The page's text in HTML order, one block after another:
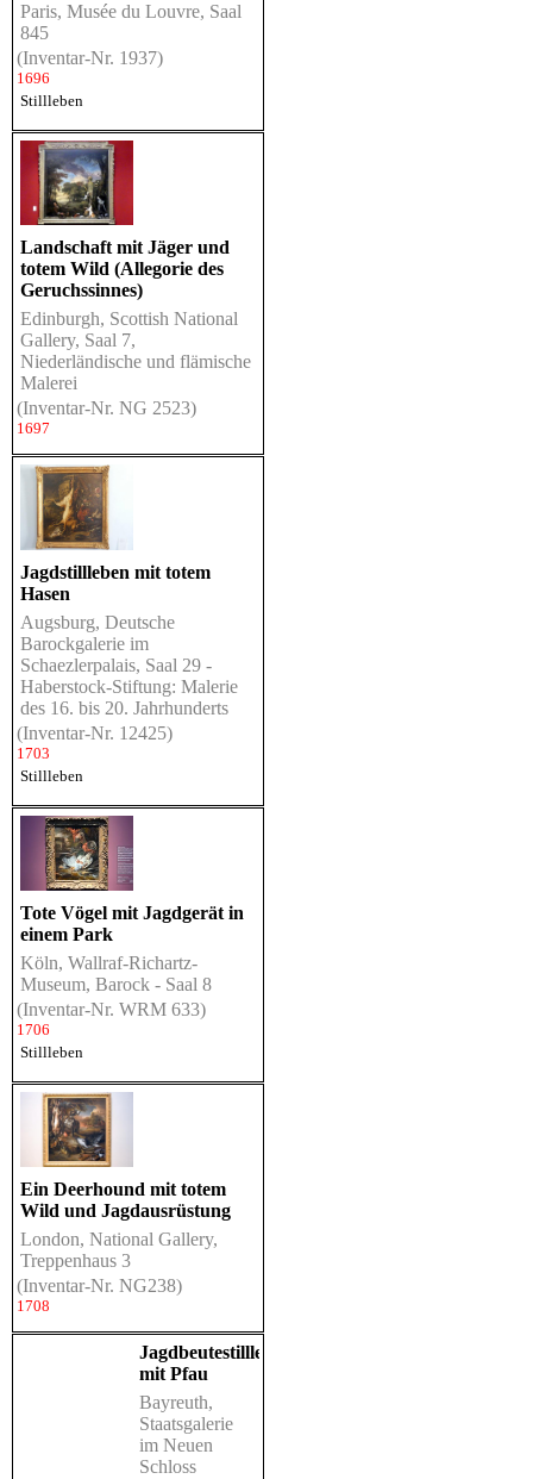
Paris, Musée du Louvre, Saal
845
(Inventar-Nr. 1937)
1696
Stillleben
Landschaft mit Jäger und
totem Wild (Allegorie des
Geruchssinnes)
Edinburgh, Scottish National
Gallery, Saal 7,
Niederländische und flämische
Malerei
(Inventar-Nr. NG 2523)
1697
Jagdstillleben mit totem
Hasen
Augsburg, Deutsche
Barockgalerie im
Schaezlerpalais, Saal 29 -
Haberstock-Stiftung: Malerie
des 16. bis 20. Jahrhunderts
(Inventar-Nr. 12425)
1703
Stillleben
Tote Vögel mit Jagdgerät in
einem Park
Köln, Wallraf-Richartz-
Museum, Barock - Saal 8
(Inventar-Nr. WRM 633)
1706
Stillleben
Ein Deerhound mit totem
Wild und Jagdausrüstung
London, National Gallery,
Treppenhaus 3
(Inventar-Nr. NG238)
1708
Jagdbeutestillleben
mit Pfau
Bayreuth,
Staatsgalerie
im Neuen
Schloss